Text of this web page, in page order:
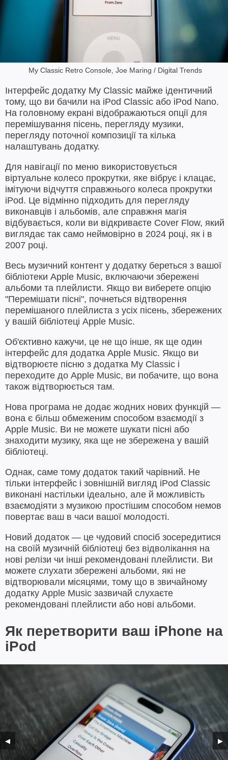
My Classic Retro Console, Joe Maring / Digital Trends
Інтерфейс додатку My Classic майже ідентичний
тому, що ви бачили на iPod Classic або iPod Nano.
На головному екрані відображаються опції для
перемішування пісень, перегляду музики,
перегляду поточної композиції та кілька
налаштувань додатку.
Для навігації по меню використовується
віртуальне колесо прокрутки, яке вібрує і клацає,
імітуючи відчуття справжнього колеса прокрутки
iPod. Це відмінно підходить для перегляду
виконавців і альбомів, але справжня магія
відбувається, коли ви відкриваєте Cover Flow, який
виглядає так само неймовірно в 2024 році, як і в
2007 році.
Весь музичний контент у додатку береться з вашої
бібліотеки Apple Music, включаючи збережені
альбоми та плейлисти. Якщо ви виберете опцію
"Перемішати пісні", почнеться відтворення
перемішаного плейлиста з усіх пісень, збережених
у вашій бібліотеці Apple Music.
Об'єктивно кажучи, це не що інше, як ще один
інтерфейс для додатка Apple Music. Якщо ви
відтворюєте пісню з додатка My Classic і
переходите до Apple Music, ви побачите, що вона
також відтворюється там.
Нова програма не додає жодних нових функцій —
вона є більш обмеженим способом взаємодії з
Apple Music. Ви не можете шукати пісні або
знаходити музику, яка ще не збережена у вашій
бібліотеці.
Однак, саме тому додаток такий чарівний. Не
тільки інтерфейс і зовнішній вигляд iPod Classic
виконані настільки ідеально, але й можливість
взаємодіяти з музикою простішим способом немов
повертає ваш в часи вашої молодості.
Новий додаток — це чудовий спосіб зосередитися
на своїй музичній бібліотеці без відволікання на
нові релізи чи інші рекомендовані плейлисти. Ви
можете слухати збережені альбоми, які не
відтворювали місяцями, тому що в звичайному
додатку Apple Music зазвичай слухаєте
рекомендовані плейлисти або нові альбоми.
Як перетворити ваш iPhone на
iPod
◀ ▶